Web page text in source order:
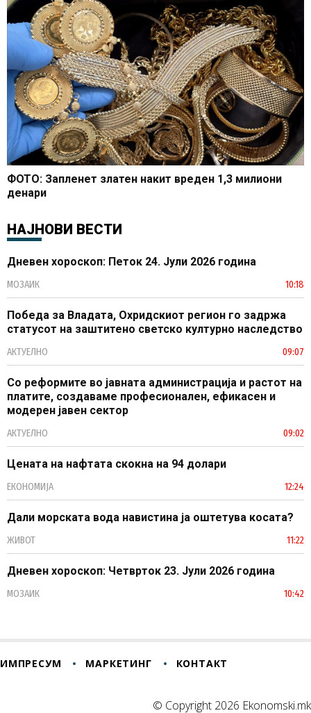
ФОТО: Запленет златен накит вреден 1,3 милиони
денари
НАЈНОВИ ВЕСТИ
Дневен хороскоп: Петок 24. Јули 2026 година
МОЗАИК 10:18
Победа за Владата, Охридскиот регион го задржа
статусот на заштитено светско културно наследство
АКТУЕЛНО 09:07
Со реформите во јавната администрација и растот на
платите, создаваме професионален, ефикасен и
модерен јавен сектор
АКТУЕЛНО 09:02
Цената на нафтата скокна на 94 долари
ЕКОНОМИЈА 12:24
Дали морската вода навистина ја оштетува косата?
ЖИВОТ 11:22
Дневен хороскоп: Четврток 23. Јули 2026 година
МОЗАИК 10:42
ИМПРЕСУМ МАРКЕТИНГ КОНТАКТ
© Copyright 2026 Ekonomski.mk